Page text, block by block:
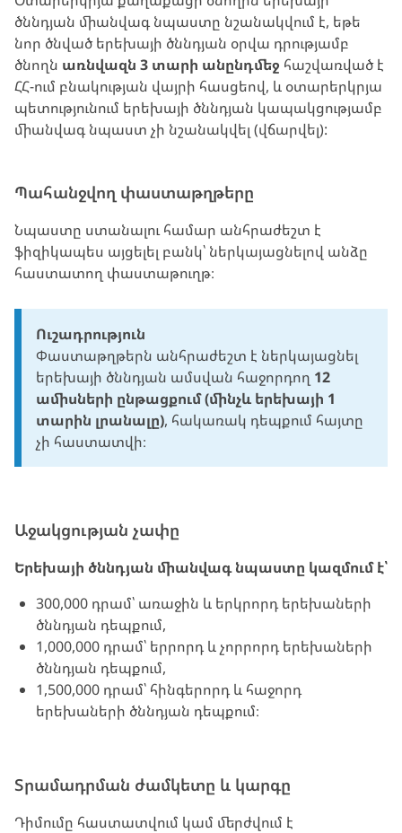
ծննդյան միանվագ նպաստը նշանակվում է, եթե
նոր ծնված երեխայի ծննդյան օրվա դրությամբ
ծնողն առնվազն 3 տարի անընդմեջ հաշվառված է
ՀՀ-ում բնակության վայրի հասցեով, և օտարերկրյա
պետությունում երեխայի ծննդյան կապակցությամբ
միանվագ նպաստ չի նշանակվել (վճարվել):
Պահանջվող փաստաթղթերը
Նպաստը ստանալու համար անհրաժեշտ է
ֆիզիկապես այցելել բանկ՝ ներկայացնելով անձը
հաստատող փաստաթուղթ։
Ուշադրություն
Փաստաթղթերն անհրաժեշտ է ներկայացնել
երեխայի ծննդյան ամսվան հաջորդող 12
ամիսների ընթացքում (մինչև երեխայի 1
տարին լրանալը), հակառակ դեպքում հայտը
չի հաստատվի։
Աջակցության չափը
Երեխայի ծննդյան միանվագ նպաստը կազմում է՝
300,000 դրամ՝ առաջին և երկրորդ երեխաների
ծննդյան դեպքում,
1,000,000 դրամ՝ երրորդ և չորրորդ երեխաների
ծննդյան դեպքում,
1,500,000 դրամ՝ հինգերորդ և հաջորդ
երեխաների ծննդյան դեպքում։
Տրամադրման ժամկետը և կարգը
Դիմումը հաստատվում կամ մերժվում է